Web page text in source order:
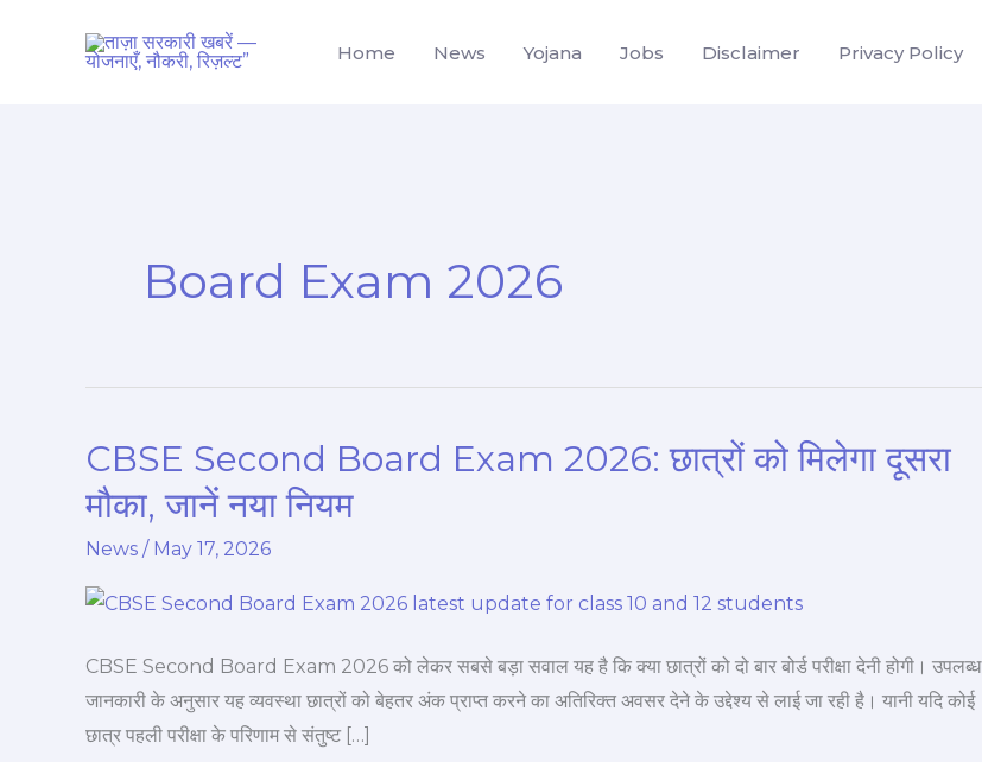
Home News Yojana Jobs Disclaimer Privacy Policy
Board Exam 2026
CBSE Second Board Exam 2026: छात्रों को मिलेगा दूसरा
मौका, जानें नया नियम
News / May 17, 2026
CBSE Second Board Exam 2026 को लेकर सबसे बड़ा सवाल यह है कि क्या छात्रों को दो बार बोर्ड परीक्षा देनी होगी। उपलब्ध
जानकारी के अनुसार यह व्यवस्था छात्रों को बेहतर अंक प्राप्त करने का अतिरिक्त अवसर देने के उद्देश्य से लाई जा रही है। यानी यदि कोई
छात्र पहली परीक्षा के परिणाम से संतुष्ट […]
CBSE
Second
Board
Exam
2026:
को
मिलेगा
दूसरा